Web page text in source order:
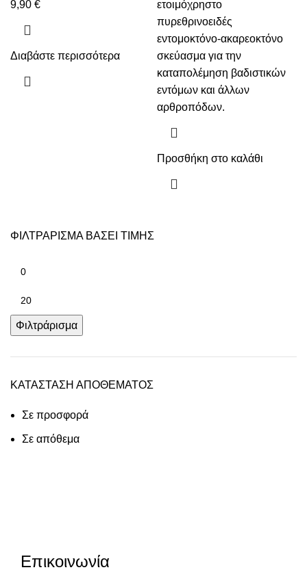
ΦΙΛΤΡΑΡΙΣΜΑ ΒΑΣΕΙ ΤΙΜΗΣ
Φιλτράρισμα
ΚΑΤΑΣΤΑΣΗ ΑΠΟΘΕΜΑΤΟΣ
Σε προσφορά
Σε απόθεμα
9,90 €
Διαβάστε περισσότερα
ετοιμόχρηστο
πυρεθρινοειδές
εντομοκτόνο-ακαρεοκτόνο
σκεύασμα για την
καταπολέμηση βαδιστικών
εντόμων και άλλων
αρθροπόδων.
Προσθήκη στο καλάθι
Επικοινωνία